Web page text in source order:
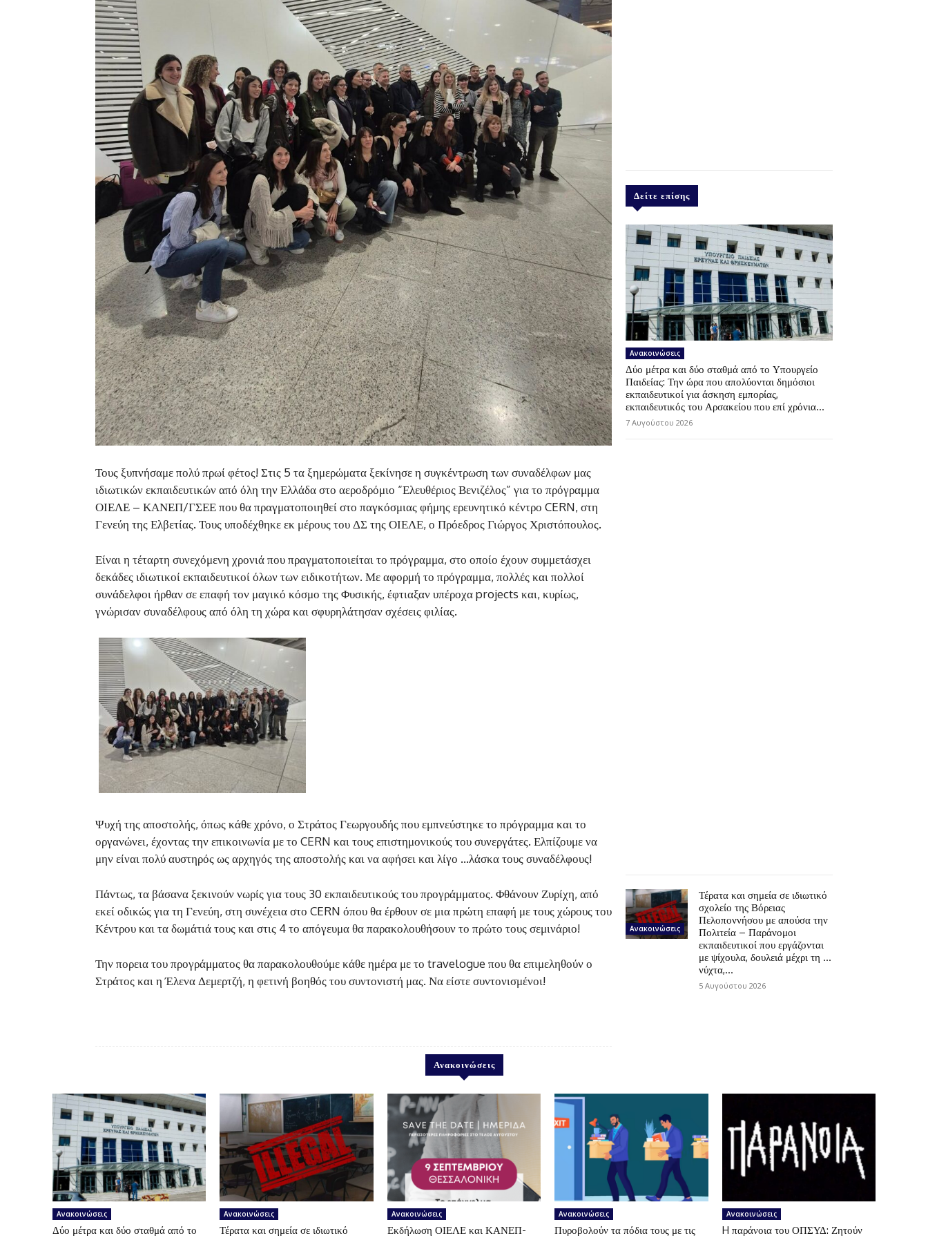
Τους ξυπνήσαμε πολύ πρωί φέτος! Στις 5 τα ξημερώματα ξεκίνησε η συγκέντρωση των συναδέλφων μας
ιδιωτικών εκπαιδευτικών από όλη την Ελλάδα στο αεροδρόμιο “Ελευθέριος Βενιζέλος” για το πρόγραμμα
ΟΙΕΛΕ – ΚΑΝΕΠ/ΓΣΕΕ που θα πραγματοποιηθεί στο παγκόσμιας φήμης ερευνητικό κέντρο CERN, στη
Γενεύη της Ελβετίας. Τους υποδέχθηκε εκ μέρους του ΔΣ της ΟΙΕΛΕ, ο Πρόεδρος Γιώργος Χριστόπουλος.
Είναι η τέταρτη συνεχόμενη χρονιά που πραγματοποιείται το πρόγραμμα, στο οποίο έχουν συμμετάσχει
δεκάδες ιδιωτικοί εκπαιδευτικοί όλων των ειδικοτήτων. Με αφορμή το πρόγραμμα, πολλές και πολλοί
συνάδελφοι ήρθαν σε επαφή τον μαγικό κόσμο της Φυσικής, έφτιαξαν υπέροχα projects και, κυρίως,
γνώρισαν συναδέλφους από όλη τη χώρα και σφυρηλάτησαν σχέσεις φιλίας.
Ψυχή της αποστολής, όπως κάθε χρόνο, ο Στράτος Γεωργουδής που εμπνεύστηκε το πρόγραμμα και το
οργανώνει, έχοντας την επικοινωνία με το CERN και τους επιστημονικούς του συνεργάτες. Ελπίζουμε να
μην είναι πολύ αυστηρός ως αρχηγός της αποστολής και να αφήσει και λίγο …λάσκα τους συναδέλφους!
Πάντως, τα βάσανα ξεκινούν νωρίς για τους 30 εκπαιδευτικούς του προγράμματος. Φθάνουν Ζυρίχη, από
εκεί οδικώς για τη Γενεύη, στη συνέχεια στο CERN όπου θα έρθουν σε μια πρώτη επαφή με τους χώρους του
Κέντρου και τα δωμάτιά τους και στις 4 το απόγευμα θα παρακολουθήσουν το πρώτο τους σεμινάριο!
Την πορεια του προγράμματος θα παρακολουθούμε κάθε ημέρα με το travelogue που θα επιμεληθούν ο
Στράτος και η Έλενα Δεμερτζή, η φετινή βοηθός του συντονιστή μας. Να είστε συντονισμένοι!
Δείτε επίσης
Ανακοινώσεις
Δύο μέτρα και δύο σταθμά από το Υπουργείο
Παιδείας: Την ώρα που απολύονται δημόσιοι
εκπαιδευτικοί για άσκηση εμπορίας,
εκπαιδευτικός του Αρσακείου που επί χρόνια...
7 Αυγούστου 2026
Ανακοινώσεις
Τέρατα και σημεία σε ιδιωτικό
σχολείο της Βόρειας
Πελοποννήσου με απούσα την
Πολιτεία – Παράνομοι
εκπαιδευτικοί που εργάζονται
με ψίχουλα, δουλειά μέχρι τη …
νύχτα,...
5 Αυγούστου 2026
Ανακοινώσεις
Ανακοινώσεις
Δύο μέτρα και δύο σταθμά από το
Ανακοινώσεις
Τέρατα και σημεία σε ιδιωτικό
Ανακοινώσεις
Εκδήλωση ΟΙΕΛΕ και ΚΑΝΕΠ-
Ανακοινώσεις
Πυροβολούν τα πόδια τους με τις
Ανακοινώσεις
H παράνοια του ΟΠΣΥΔ: Ζητούν